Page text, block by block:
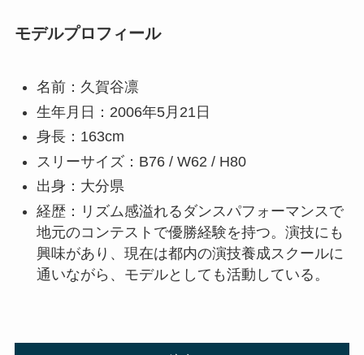
モデルプロフィール
名前：久賀谷凛
生年月日：2006年5月21日
身長：163cm
スリーサイズ：B76 / W62 / H80
出身：大分県
経歴：リズム感溢れるダンスパフォーマンスで
地元のコンテストで優勝経験を持つ。演技にも
興味があり、現在は都内の演技養成スクールに
通いながら、モデルとしても活動している。